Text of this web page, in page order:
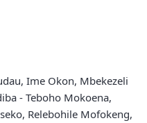
Ime Okon, Mbekezeli
- Teboho Mokoena,
Relebohile Mofokeng,